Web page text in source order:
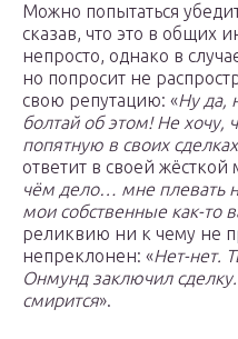
Можно попытаться
сказав, что это в общих
непросто, однако в
но попросит не
свою репутацию: «Ну да,
болтай об этом! Не хочу,
попятную в своих
ответит в своей жёсткой
чём дело… мне плевать
мои собственные как-то
реликвию ни к чему не
непреклонен: «Нет-нет.
Онмунд заключил
смирится».